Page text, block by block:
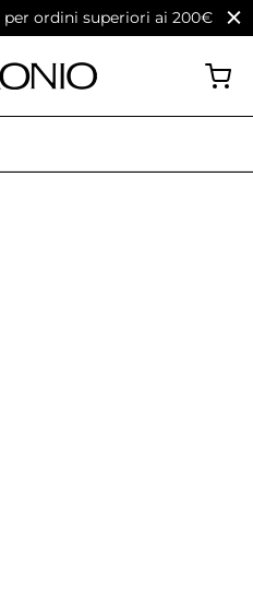
per ordini superiori ai 200€